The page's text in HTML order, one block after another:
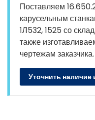
Поставляем
карусельным
1Л532, 1525 со
также
чертежам заказчика.
Уточнить наличие